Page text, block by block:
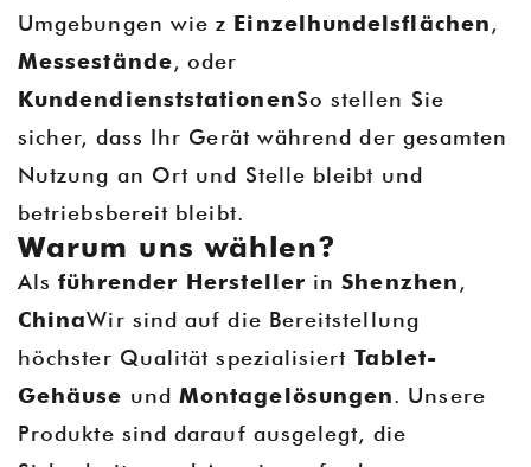
Umgebungen wie z Einzelhundelsflächen,
Messestände, oder
KundendienststationenSo stellen Sie
sicher, dass Ihr Gerät während der gesamten
Nutzung an Ort und Stelle bleibt und
betriebsbereit bleibt.
Warum uns wählen?
Alsführender Hersteller inShenzhen,
ChinaWir sind auf die Bereitstellung
höchster Qualität spezialisiert Tablet-
Gehäuse und Montagelösungen. Unsere
Produkte sind darauf ausgelegt, die